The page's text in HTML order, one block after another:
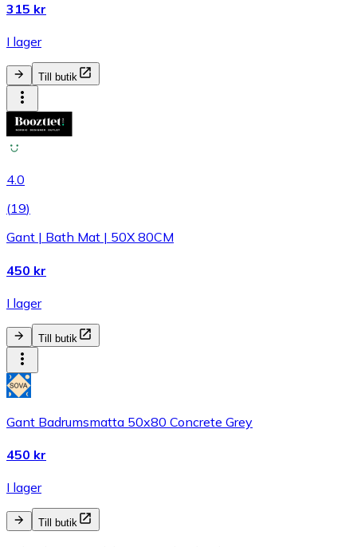
315 kr
I lager
Till butik
4.0
(19)
Gant | Bath Mat | 50X 80CM
450 kr
I lager
Till butik
Gant Badrumsmatta 50x80 Concrete Grey
450 kr
I lager
Till butik